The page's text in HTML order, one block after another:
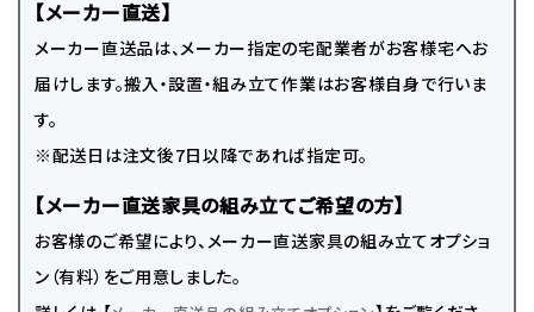
【メーカー直送】
メーカー直送品は、メーカー指定の宅配業者がお客様宅へお
届けします。搬入・設置・組み立て作業はお客様自身で行いま
す。
※配送日は注文後7日以降であれば指定可。
【メーカー直送家具の組み立てご希望の方】
お客様のご希望により、メーカー直送家具の組み立てオプショ
ン（有料）をご用意しました。